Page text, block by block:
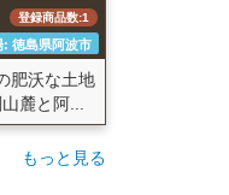
登録商品数:1
: 徳島県阿波市
肥沃な土地
麓と阿...
もっと見る